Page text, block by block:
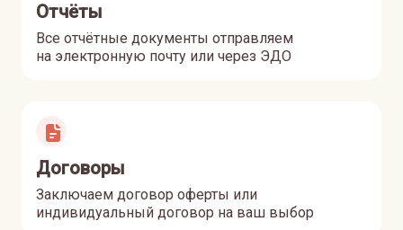
Отчёты
Все отчётные документы отправляем
на электронную почту или через ЭДО
Договоры
Заключаем договор оферты или
индивидуальный договор на ваш выбор